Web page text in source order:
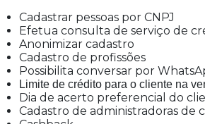
Cadastrar pessoas por CNPJ
Efetua consulta de serviço de
Anonimizar cadastro
Cadastro de profissões
Possibilita conversar por
Limite de crédito para o cliente na
Dia de acerto preferencial do
Cadastro de administradoras de